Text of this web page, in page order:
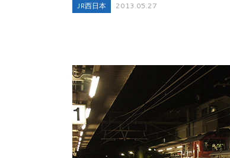
JR西日本 2013.05.27